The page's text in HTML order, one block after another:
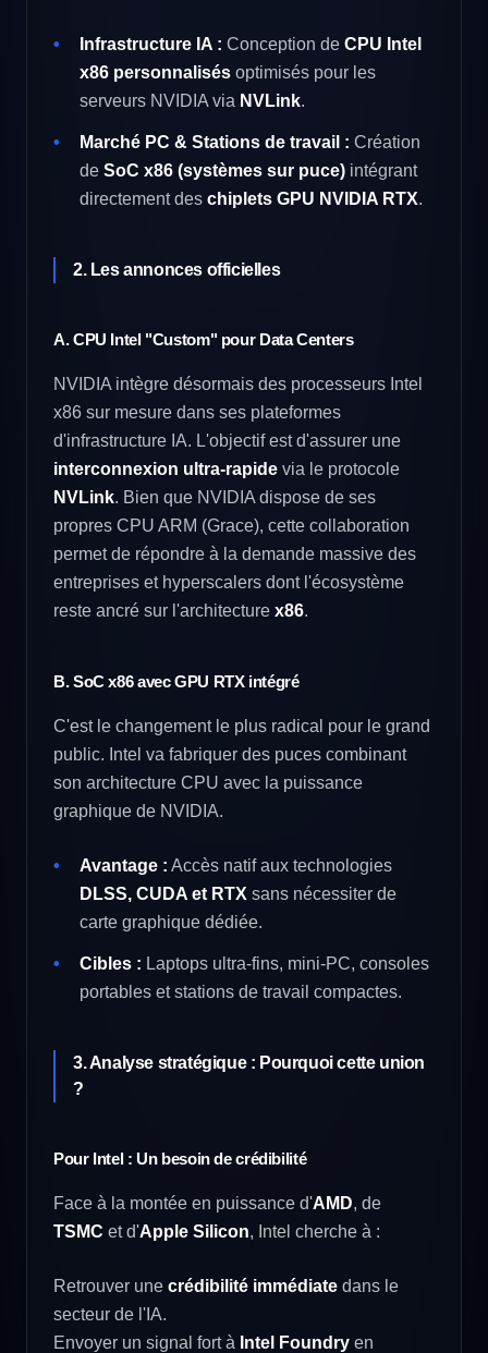
Infrastructure IA : Conception de CPU Intel
x86 personnalisés optimisés pour les
serveurs NVIDIA via NVLink.
Marché PC & Stations de travail : Création
de SoC x86 (systèmes sur puce) intégrant
directement des chiplets GPU NVIDIA RTX.
2. Les annonces officielles
A. CPU Intel "Custom" pour Data Centers
NVIDIA intègre désormais des processeurs Intel
x86 sur mesure dans ses plateformes
d'infrastructure IA. L'objectif est d'assurer une
interconnexion ultra-rapide via le protocole
NVLink. Bien que NVIDIA dispose de ses
propres CPU ARM (Grace), cette collaboration
permet de répondre à la demande massive des
entreprises et hyperscalers dont l'écosystème
reste ancré sur l'architecture x86.
B. SoC x86 avec GPU RTX intégré
C'est le changement le plus radical pour le grand
public. Intel va fabriquer des puces combinant
son architecture CPU avec la puissance
graphique de NVIDIA.
Avantage : Accès natif aux technologies
DLSS, CUDA et RTX sans nécessiter de
carte graphique dédiée.
Cibles : Laptops ultra-fins, mini-PC, consoles
portables et stations de travail compactes.
3. Analyse stratégique : Pourquoi cette union
?
Pour Intel : Un besoin de crédibilité
Face à la montée en puissance d'AMD, de
TSMC et d'Apple Silicon, Intel cherche à :
Retrouver une crédibilité immédiate dans le
secteur de l'IA.
Envoyer un signal fort à Intel Foundry en